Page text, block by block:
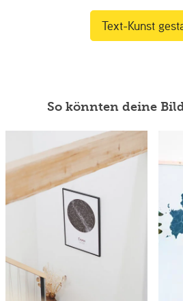
Text-Kunst
So könnten deine